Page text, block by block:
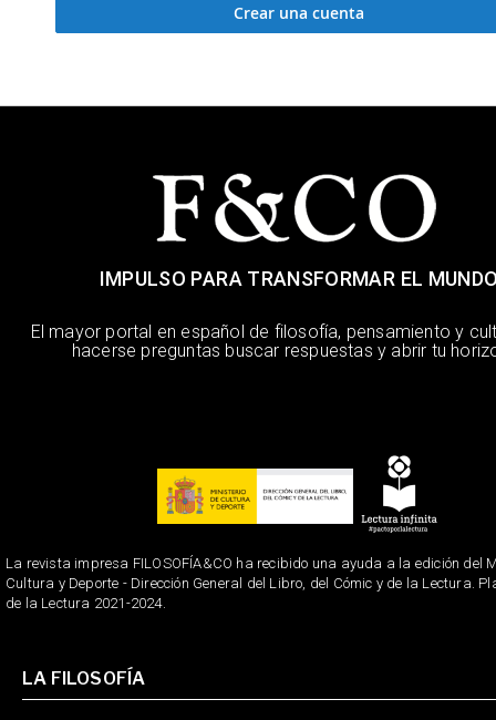
Crear una cuenta
IMPULSO PARA TRANSFORMAR EL
El mayor portal en español de filosofía, pensamiento y
hacerse preguntas buscar respuestas y abrir tu
La revista impresa FILOSOFÍA&CO ha recibido una ayuda a la edición del
Cultura y Deporte - Dirección General del Libro, del Cómic y de la Lectura.
de la Lectura 2021-2024.
LA FILOSOFÍA